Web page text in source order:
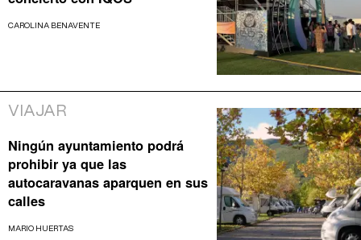
CAROLINA BENAVENTE
VIAJAR
Ningún ayuntamiento podrá
prohibir ya que las
autocaravanas aparquen en sus
calles
MARIO HUERTAS